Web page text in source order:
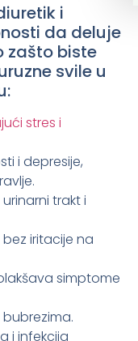
i
da deluje
zašto biste
svile u
stres i
i depresije,
trakt i
iritacije na
simptome
i infekcija